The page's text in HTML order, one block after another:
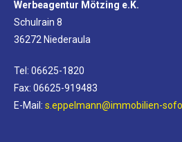
Werbeagentur Mötzing e.K.
Schulrain 8
36272 Niederaula
Tel: 06625-1820
Fax: 06625-919483
E-Mail: s.eppelmann@immobilien-